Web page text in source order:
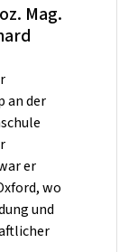
Mag.
an der
er
wo
und